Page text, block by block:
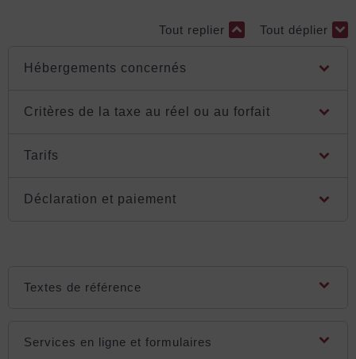
Tout replier Tout déplier
Hébergements concernés
Critères de la taxe au réel ou au forfait
Tarifs
Déclaration et paiement
Textes de référence
Services en ligne et formulaires